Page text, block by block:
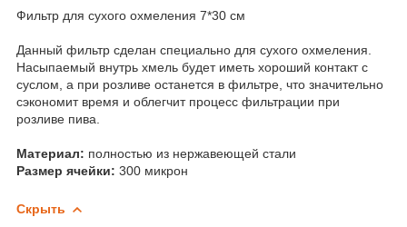
Фильтр для сухого охмеления 7*30 см
Данный фильтр сделан специально для сухого охмеления.
Насыпаемый внутрь хмель будет иметь хороший контакт с
суслом, а при розливе останется в фильтре, что значительно
сэкономит время и облегчит процесс фильтрации при
розливе пива.
Материал: полностью из нержавеющей стали
Размер ячейки: 300 микрон
Скрыть